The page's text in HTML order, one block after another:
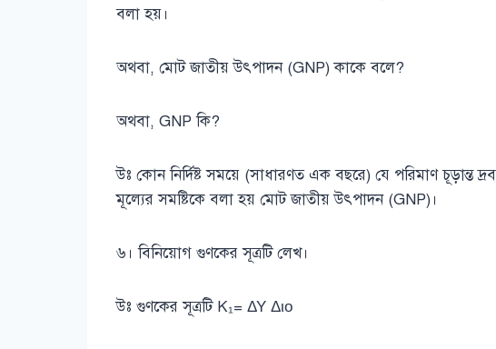
বলা হয়।
অথবা, মোট জাতীয় উৎপাদন (GNP) কাকে বলে?
অথবা, GNP কি?
উঃ কোন নির্দিষ্ট সময়ে (সাধারণত এক বছরে) যে পরিমাণ চূড়ান্ত
মূল্যের সমষ্টিকে বলা হয় মোট জাতীয় উৎপাদন (GNP)।
৬। বিনিয়োগ গুণকের সূত্রটি লেখ।
উঃ গুণকের সূত্রটি K₁= ΔΥ Διο